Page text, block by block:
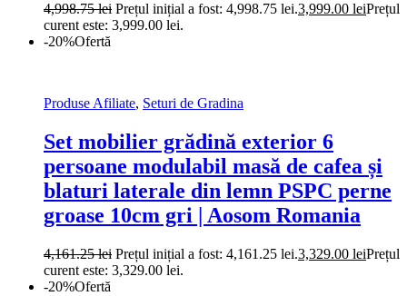
4,998.75lei Prețul inițial a fost: 4,998.75 lei.3,999.00 leiPrețul
curent este: 3,999.00 lei.
-20%Ofertă
Produse Afiliate, Seturi de Gradina
Set mobilier grădină exterior 6
persoane modulabil masă de cafea și
blaturi laterale din lemn PSPC perne
groase 10cm gri | Aosom Romania
4,161.25lei Prețul inițial a fost: 4,161.25 lei.3,329.00 leiPrețul
curent este: 3,329.00 lei.
-20%Ofertă